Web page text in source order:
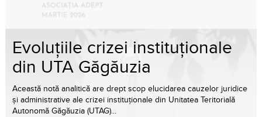
Evoluțiile crizei instituționale
din UTA Găgăuzia
Această notă analitică are drept scop elucidarea cauzelor juridice
și administrative ale crizei instituționale din Unitatea Teritorială
Autonomă Găgăuzia (UTAG)...